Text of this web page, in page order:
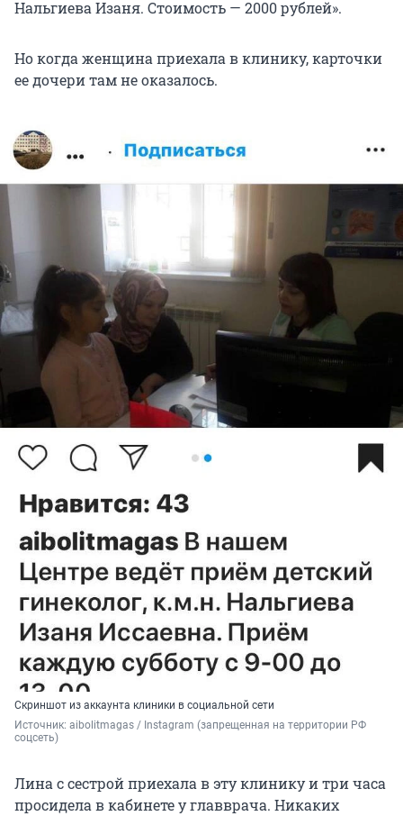
Нальгиева Изаня. Стоимость — 2000 рублей».
Но когда женщина приехала в клинику, карточки
ее дочери там не оказалось.
Скриншот из аккаунта клиники в социальной сети
Источник: aibolitmagas / Instagram (запрещенная на территории РФ
соцсеть)
Лина с сестрой приехала в эту клинику и три часа
просидела в кабинете у главврача. Никаких